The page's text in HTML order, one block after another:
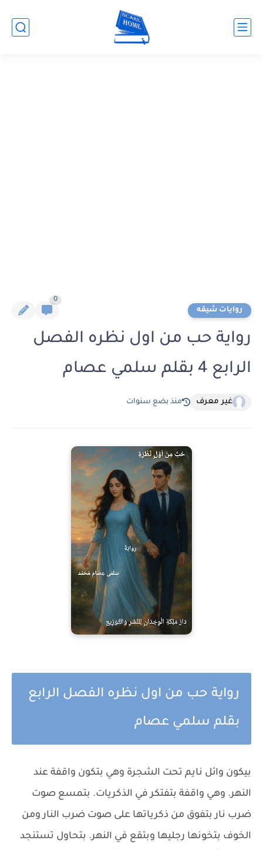
روايات شيقه
0
رواية حب من اول نظره الفصل
الرابع 4 بقلم سلمي عصام
غير معرف منذ بضع سنوات
رواية حب من اول نظره الفصل الرابع
بقلم سلمي عصام
بيكون وائل نايم تحت الشجرة وهي بتكون واقفة عند
النهر. وهي واقفة بتفتكر في الذكريات. بتمسع صوت
ضرب نار بتفوق من ذكرياتها على صوت ضرب النار ومن
الخوف بتخونها رجليها وبتقع في النهر. بتحاول تستنجد